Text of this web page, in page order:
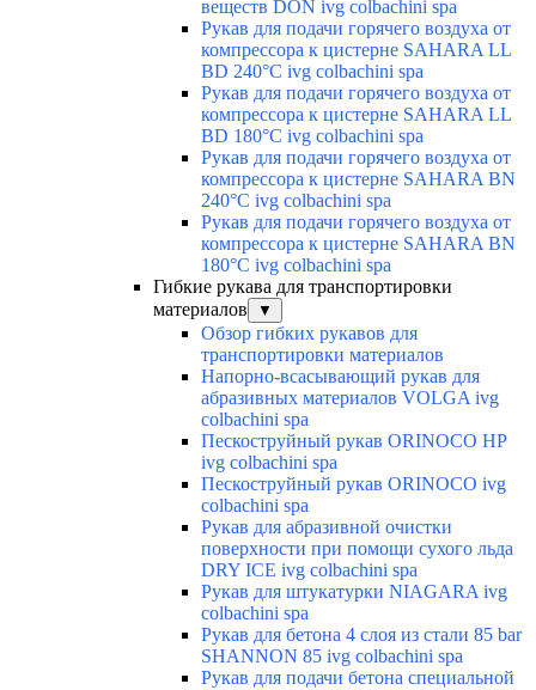
веществ DON ivg colbachini spa
Рукав для подачи горячего воздуха от
компрессора к цистерне SAHARA LL
BD 240°C ivg colbachini spa
Рукав для подачи горячего воздуха от
компрессора к цистерне SAHARA LL
BD 180°C ivg colbachini spa
Рукав для подачи горячего воздуха от
компрессора к цистерне SAHARA BN
240°C ivg colbachini spa
Рукав для подачи горячего воздуха от
компрессора к цистерне SAHARA BN
180°C ivg colbachini spa
Гибкие рукава для транспортировки
материалов
▼
Обзор гибких рукавов для
транспортировки материалов
Напорно-всасывающий рукав для
абразивных материалов VOLGA ivg
colbachini spa
Пескоструйный рукав ORINOCO HP
ivg colbachini spa
Пескоструйный рукав ORINOCO ivg
colbachini spa
Рукав для абразивной очистки
поверхности при помощи сухого льда
DRY ICE ivg colbachini spa
Рукав для штукатурки NIAGARA ivg
colbachini spa
Рукав для бетона 4 слоя из стали 85 bar
SHANNON 85 ivg colbachini spa
Рукав для подачи бетона специальной